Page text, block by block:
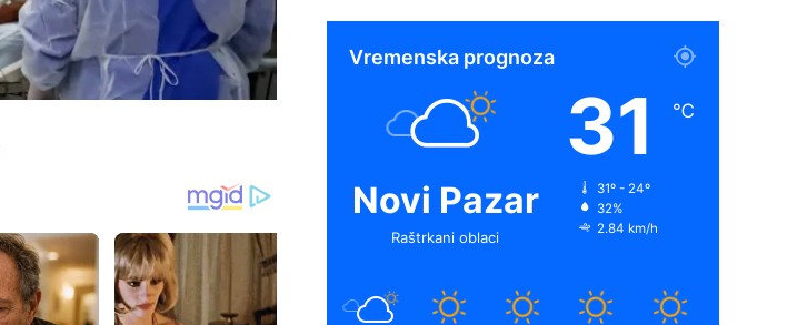
Vremenska prognoza
Novi Pazar
Raštrkani oblaci
31 ℃
31º - 24º
32%
2.84 km/h